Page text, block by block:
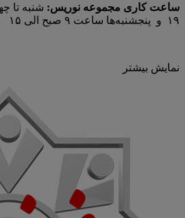
ساعت کاری مجموعه نوریس:
۱۹ و پنجشنبه‌ها ساعت ۹ صبح الی ۱۵
نمایش بیشتر